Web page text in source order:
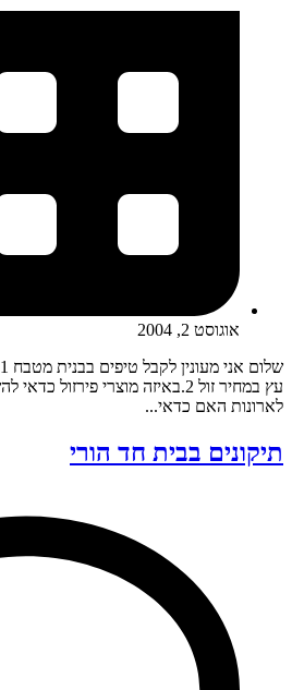
אוגוסט 2, 2004
לארונות האם כדאי...
תיקונים בבית חד הורי